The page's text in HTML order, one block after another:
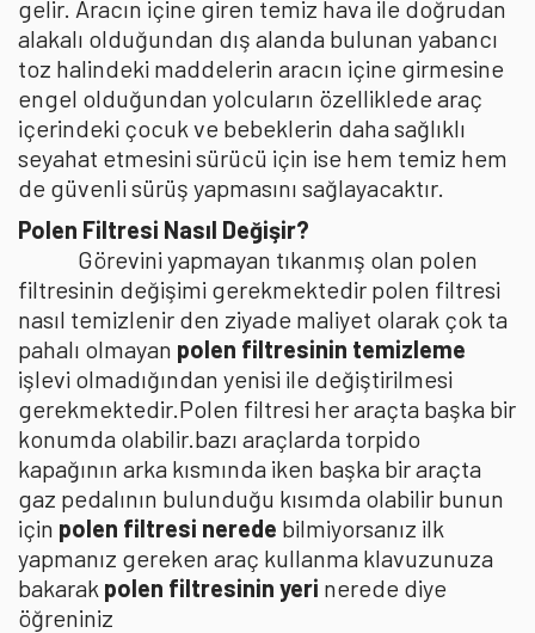
gelir. Aracın içine giren temiz hava ile doğrudan
alakalı olduğundan dış alanda bulunan yabancı
toz halindeki maddelerin aracın içine girmesine
engel olduğundan yolcuların özelliklede araç
içerindeki çocuk ve bebeklerin daha sağlıklı
seyahat etmesini sürücü için ise hem temiz hem
de güvenli sürüş yapmasını sağlayacaktır.
Polen Filtresi Nasıl Değişir?
Görevini yapmayan tıkanmış olan polen
filtresinin değişimi gerekmektedir polen filtresi
nasıl temizlenir den ziyade maliyet olarak çok ta
pahalı olmayan polen filtresinin temizleme
işlevi olmadığından yenisi ile değiştirilmesi
gerekmektedir.Polen filtresi her araçta başka bir
konumda olabilir.bazı araçlarda torpido
kapağının arka kısmında iken başka bir araçta
gaz pedalının bulunduğu kısımda olabilir bunun
için polen filtresi nerede bilmiyorsanız ilk
yapmanız gereken araç kullanma klavuzunuza
bakarak polen filtresinin yeri nerede diye
öğreniniz